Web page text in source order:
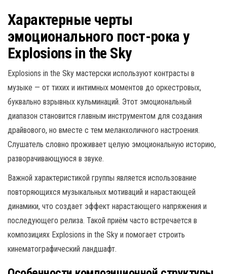
Характерные черты
эмоционального пост-рока у
Explosions in the Sky
Explosions in the Sky мастерски используют контрасты в
музыке — от тихих и интимных моментов до оркестровых,
буквально взрывных кульминаций. Этот эмоциональный
диапазон становится главным инструментом для создания
драйвового, но вместе с тем меланхоличного настроения.
Слушатель словно проживает целую эмоциональную историю,
разворачивающуюся в звуке.
Важной характеристикой группы является использование
повторяющихся музыкальных мотиваций и нарастающей
динамики, что создает эффект нарастающего напряжения и
последующего релиза. Такой приём часто встречается в
композициях Explosions in the Sky и помогает строить
кинематографический ландшафт.